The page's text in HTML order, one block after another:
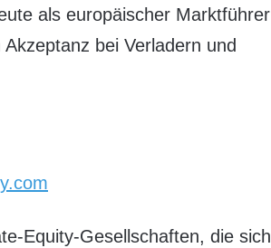
als europäischer Marktführer
bei Verladern und
Equity-Gesellschaften, die sich